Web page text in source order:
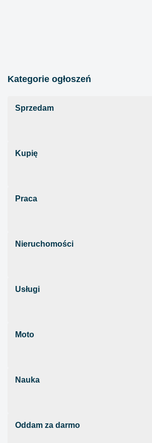
Kategorie ogłoszeń
Sprzedam
Kupię
Praca
Nieruchomości
Usługi
Moto
Nauka
Oddam za darmo